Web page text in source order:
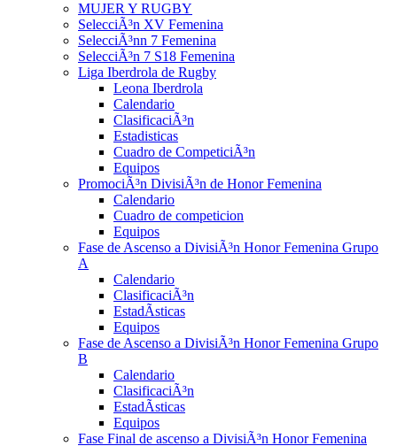
MUJER Y RUGBY
SelecciÃ³n XV Femenina
SelecciÃ³nn 7 Femenina
SelecciÃ³n 7 S18 Femenina
Liga Iberdrola de Rugby
Leona Iberdrola
Calendario
ClasificaciÃ³n
Estadisticas
Cuadro de CompeticiÃ³n
Equipos
PromociÃ³n DivisiÃ³n de Honor Femenina
Calendario
Cuadro de competicion
Equipos
Fase de Ascenso a DivisiÃ³n Honor Femenina Grupo
A
Calendario
ClasificaciÃ³n
EstadÃ­sticas
Equipos
Fase de Ascenso a DivisiÃ³n Honor Femenina Grupo
B
Calendario
ClasificaciÃ³n
EstadÃ­sticas
Equipos
Fase Final de ascenso a DivisiÃ³n Honor Femenina